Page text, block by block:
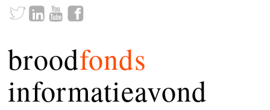
broodfonds
informatieavond